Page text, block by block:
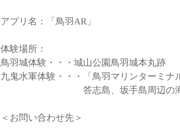
アプリ名：「鳥羽AR」
体験場所：
鳥羽城体験・・・城山公園鳥羽城本丸跡
九鬼水軍体験・・・「鳥羽マリンターミナ
答志島、坂手島周辺の海
＜お問い合わせ先＞